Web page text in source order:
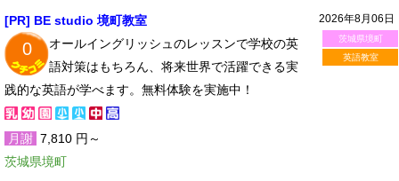
2026年8月06日
茨城県境町
英語教室
[PR] BE studio 境町教室
0
オールイングリッシュのレッスンで学校の英
語対策はもちろん、将来世界で活躍できる実
践的な英語が学べます。無料体験を実施中！
月謝 7,810 円～
茨城県境町